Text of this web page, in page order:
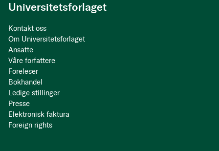
Universitetsforlaget
Kontakt oss
Om Universitetsforlaget
Ansatte
Våre forfattere
Foreleser
Bokhandel
Ledige stillinger
Presse
Elektronisk faktura
Foreign rights